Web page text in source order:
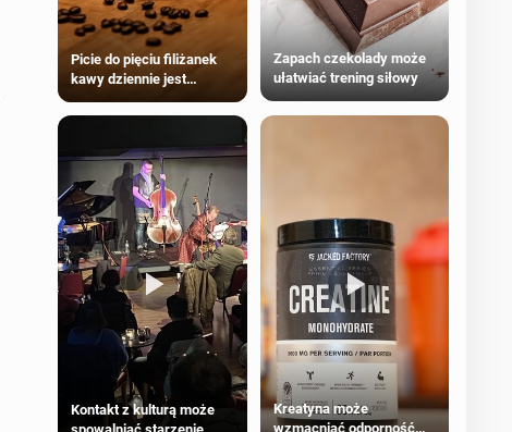
Picie do pięciu filiżanek
kawy dziennie jest
większości dorosłych
Zapach czekolady może
ułatwiać trening siłowy
Kontakt z kulturą może
Kreatyna może
wzmacniać odporność